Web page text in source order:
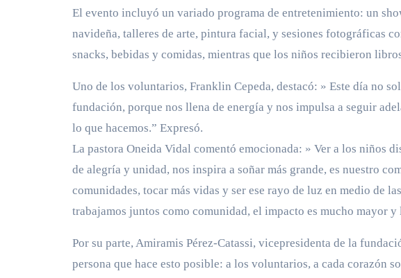
El evento incluyó un variado programa de entretenimiento: un
navideña, talleres de arte, pintura facial, y sesiones fotográficas
snacks, bebidas y comidas, mientras que los niños recibieron
Uno de los voluntarios, Franklin Cepeda, destacó: » Este día no
fundación, porque nos llena de energía y nos impulsa a seguir
lo que hacemos.” Expresó.
La pastora Oneida Vidal comentó emocionada: » Ver a los niños
de alegría y unidad, nos inspira a soñar más grande, es nuestro
comunidades, tocar más vidas y ser ese rayo de luz en medio de
trabajamos juntos como comunidad, el impacto es mucho mayor
Por su parte, Amiramis Pérez-Catassi, vicepresidenta de la
persona que hace esto posible: a los voluntarios, a cada corazón